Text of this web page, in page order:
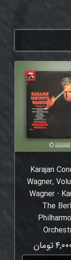
Karajan
Wagner,
Wagner ⸱
The
تومان